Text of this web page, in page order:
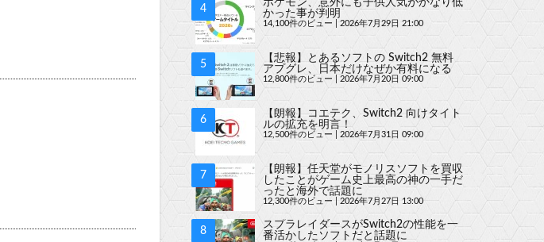
かった事が判明
14,100件のビュー 2026年7月29日 21:00
【悲報】とあるソフトの Switch2 無料
アプグレ、日本だけなぜか有料になる
12,800件のビュー 2026年7月20日 09:00
【朗報】コエテク、Switch2 向けタイト
ルの拡充を明言！
12,500件のビュー 2026年7月31日 09:00
【朗報】任天堂がモノリスソフトを買収
したことがゲーム史上最高の神の一手だ
ったと海外で話題に
12,300件のビュー 2026年7月27日 13:00
スプラレイダースがSwitch2の性能を一
番活かしたソフトだと話題に